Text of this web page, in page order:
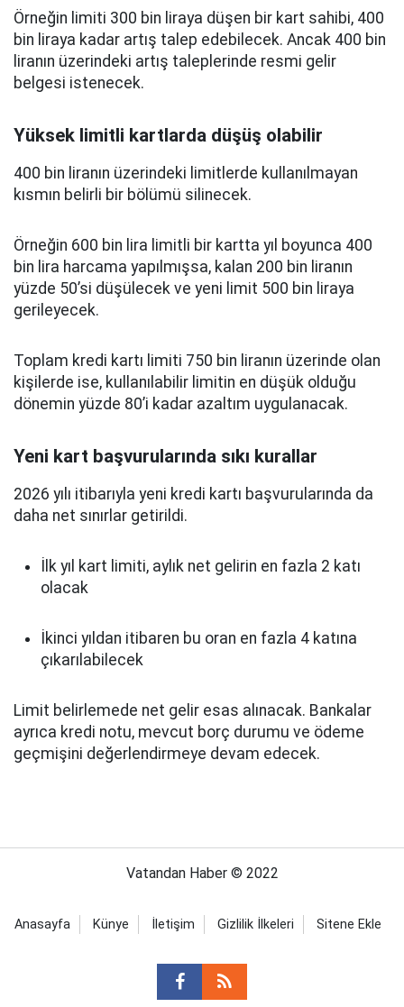
Örneğin limiti 300 bin liraya düşen bir kart sahibi, 400
bin liraya kadar artış talep edebilecek. Ancak 400 bin
liranın üzerindeki artış taleplerinde resmi gelir
belgesi istenecek.
Yüksek limitli kartlarda düşüş olabilir
400 bin liranın üzerindeki limitlerde kullanılmayan
kısmın belirli bir bölümü silinecek.
Örneğin 600 bin lira limitli bir kartta yıl boyunca 400
bin lira harcama yapılmışsa, kalan 200 bin liranın
yüzde 50’si düşülecek ve yeni limit 500 bin liraya
gerileyecek.
Toplam kredi kartı limiti 750 bin liranın üzerinde olan
kişilerde ise, kullanılabilir limitin en düşük olduğu
dönemin yüzde 80’i kadar azaltım uygulanacak.
Yeni kart başvurularında sıkı kurallar
2026 yılı itibarıyla yeni kredi kartı başvurularında da
daha net sınırlar getirildi.
İlk yıl kart limiti, aylık net gelirin en fazla 2 katı
olacak
İkinci yıldan itibaren bu oran en fazla 4 katına
çıkarılabilecek
Limit belirlemede net gelir esas alınacak. Bankalar
ayrıca kredi notu, mevcut borç durumu ve ödeme
geçmişini değerlendirmeye devam edecek.
Vatandan Haber © 2022
Anasayfa Künye İletişim Gizlilik İlkeleri Sitene Ekle